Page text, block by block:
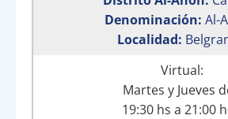
Denominación: Al-
Localidad:
Virtual:
Martes y Jueves
19:30 hs a 21:00